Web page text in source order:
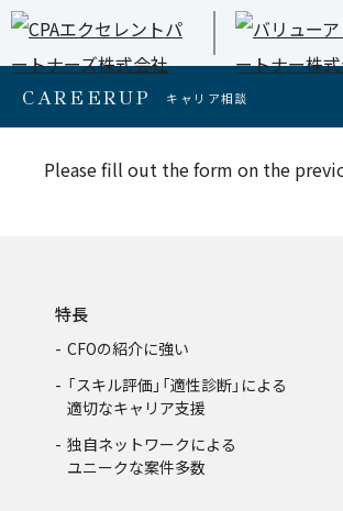
CAREERUP キャリア相談
Please fill out the form on the
特長
CFOの紹介に強い
「スキル評価」「適性診断」による
適切なキャリア支援
独自ネットワークによる
ユニークな案件多数